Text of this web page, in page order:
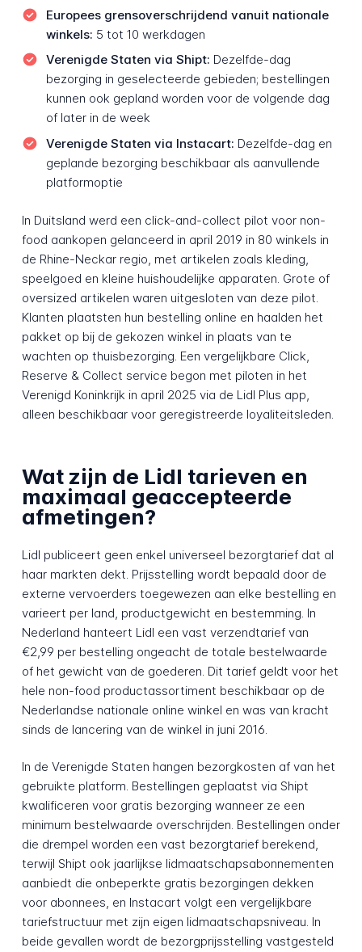
Europees grensoverschrijdend vanuit nationale
winkels: 5 tot 10 werkdagen
Verenigde Staten via Shipt: Dezelfde-dag
bezorging in geselecteerde gebieden; bestellingen
kunnen ook gepland worden voor de volgende dag
of later in de week
Verenigde Staten via Instacart: Dezelfde-dag en
geplande bezorging beschikbaar als aanvullende
platformoptie
In Duitsland werd een click-and-collect pilot voor non-
food aankopen gelanceerd in april 2019 in 80 winkels in
de Rhine-Neckar regio, met artikelen zoals kleding,
speelgoed en kleine huishoudelijke apparaten. Grote of
oversized artikelen waren uitgesloten van deze pilot.
Klanten plaatsten hun bestelling online en haalden het
pakket op bij de gekozen winkel in plaats van te
wachten op thuisbezorging. Een vergelijkbare Click,
Reserve & Collect service begon met piloten in het
Verenigd Koninkrijk in april 2025 via de Lidl Plus app,
alleen beschikbaar voor geregistreerde loyaliteitsleden.
Wat zijn de Lidl tarieven en
maximaal geaccepteerde
afmetingen?
Lidl publiceert geen enkel universeel bezorgtarief dat al
haar markten dekt. Prijsstelling wordt bepaald door de
externe vervoerders toegewezen aan elke bestelling en
varieert per land, productgewicht en bestemming. In
Nederland hanteert Lidl een vast verzendtarief van
€2,99 per bestelling ongeacht de totale bestelwaarde
of het gewicht van de goederen. Dit tarief geldt voor het
hele non-food productassortiment beschikbaar op de
Nederlandse nationale online winkel en was van kracht
sinds de lancering van de winkel in juni 2016.
In de Verenigde Staten hangen bezorgkosten af van het
gebruikte platform. Bestellingen geplaatst via Shipt
kwalificeren voor gratis bezorging wanneer ze een
minimum bestelwaarde overschrijden. Bestellingen onder
die drempel worden een vast bezorgtarief berekend,
terwijl Shipt ook jaarlijkse lidmaatschapsabonnementen
aanbiedt die onbeperkte gratis bezorgingen dekken
voor abonnees, en Instacart volgt een vergelijkbare
tariefstructuur met zijn eigen lidmaatschapsniveau. In
beide gevallen wordt de bezorgprijsstelling vastgesteld